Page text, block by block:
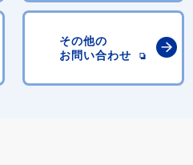
その他の
お問い合わせ